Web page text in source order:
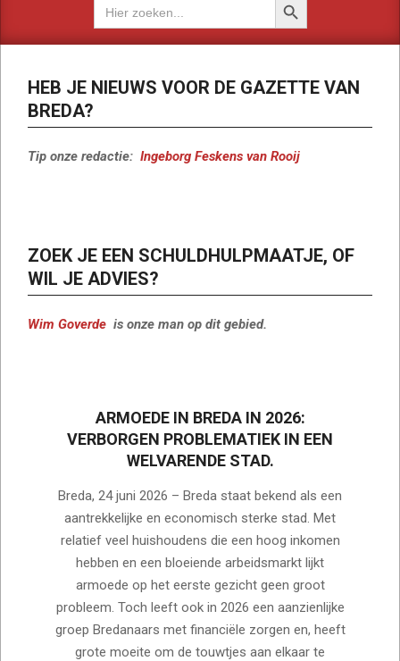
naar:
HEB JE NIEUWS VOOR DE GAZETTE VAN
BREDA?
Tip onze redactie: Ingeborg Feskens van Rooij
ZOEK JE EEN SCHULDHULPMAATJE, OF
WIL JE ADVIES?
Wim Goverde is onze man op dit gebied.
ARMOEDE IN BREDA IN 2026:
VERBORGEN PROBLEMATIEK IN EEN
WELVARENDE STAD.
06-
24
Breda, 24 juni 2026 – Breda staat bekend als een
aantrekkelijke en economisch sterke stad. Met
relatief veel huishoudens die een hoog inkomen
hebben en een bloeiende arbeidsmarkt lijkt
armoede op het eerste gezicht geen groot
probleem. Toch leeft ook in 2026 een aanzienlijke
groep Bredanaars met financiële zorgen en, heeft
grote moeite om de touwtjes aan elkaar te